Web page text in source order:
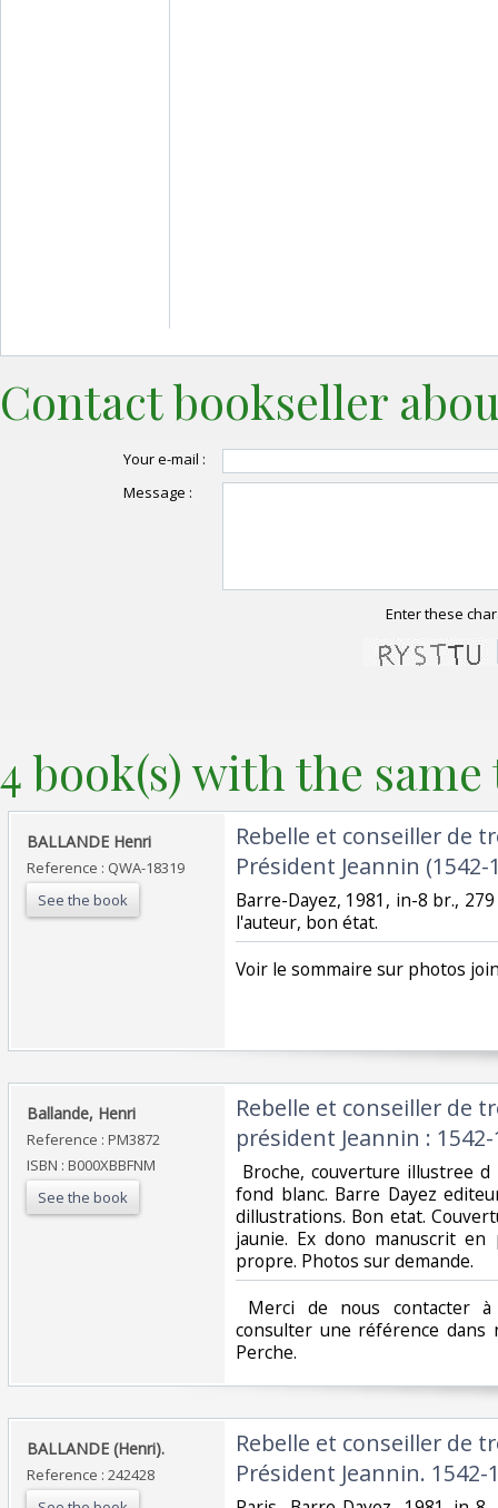
Contact bookseller
Your e-mail :
Message :
Enter these
4 book(s) with the
‎BALLANDE Henri ‎
Reference : QWA-18319
See the book
‎Rebelle et conseiller de
Président Jeannin (1542-
‎Barre-Dayez, 1981, in-8 br.,
l'auteur, bon état. ‎
‎Voir le sommaire sur photos
‎Ballande, Henri ‎
Reference : PM3872
ISBN : B000XBBFNM
See the book
‎Rebelle et conseiller de
président Jeannin :
Broche, couverture illustree
fond blanc. Barre Dayez
dillustrations. Bon etat.
jaunie. Ex dono manuscrit
propre. Photos sur demande. ‎
Merci de nous contacter
consulter une référence dans
Perche.‎
‎BALLANDE (Henri).‎
Reference : 242428
‎Rebelle et conseiller de
Président Jeannin. 1542-